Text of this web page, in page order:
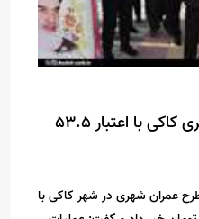
افتتاح ۸ طرح عمران شهری کاکی با اعتبار ۵۳.۵
عمران شهری در شهر کاکی با